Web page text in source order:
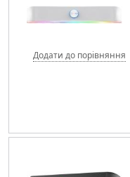
Додати до порівняння